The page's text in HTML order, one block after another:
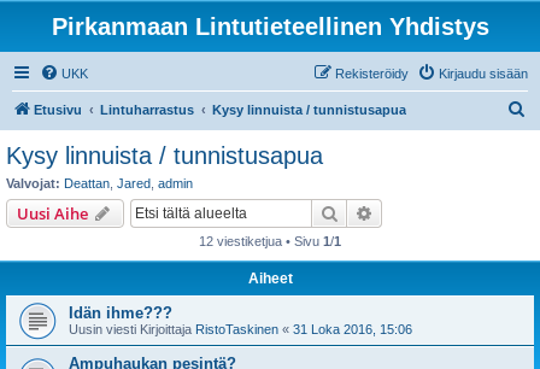
Pirkanmaan Lintutieteellinen Yhdistys
UKK Kirjaudu sisään
Rekisteröidy
Etusivu Lintuharrastus Kysy linnuista / tunnistusapua
Kysy linnuista / tunnistusapua
Valvojat: Deattan Jared admin
Uusi Aihe Etsi
12 viestiketjua • Sivu 1/1
Aiheet
Idän ihme???
Uusin viesti Kirjoittaja RistoTaskinen « 31 Loka 2016, 15:06
Ampuhaukan pesintä?